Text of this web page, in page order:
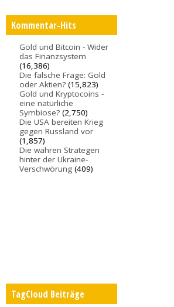
Kommentar-Hits
Gold und Bitcoin - Wider
das Finanzsystem
(16,386)
Die falsche Frage: Gold
oder Aktien? (15,823)
Gold und Kryptocoins -
eine natürliche
Symbiose? (2,750)
Die USA bereiten Krieg
gegen Russland vor
(1,857)
Die wahren Strategen
hinter der Ukraine-
Verschwörung (409)
TagCloud Beiträge